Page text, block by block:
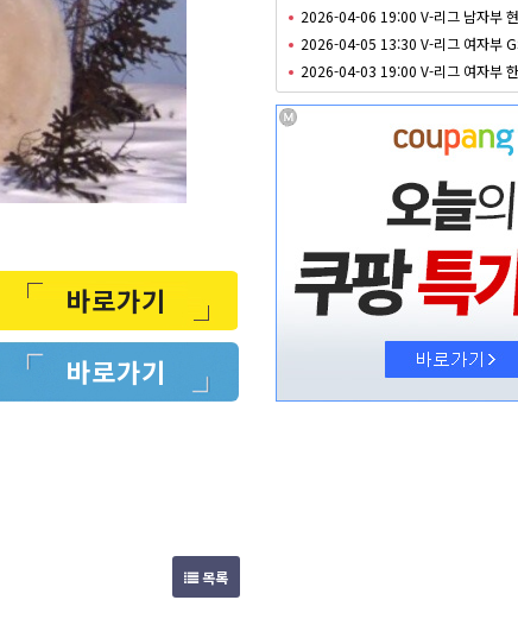
바로가기
바로가기
목록
2026-04-06 19:00 V-리그 남자부
2026-04-05 13:30 V-리그 여자부
2026-04-03 19:00 V-리그 여자부